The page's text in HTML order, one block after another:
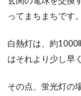
ってまちまちです。
白熱灯は、約1000
はそれより少し早
その点、蛍光灯の